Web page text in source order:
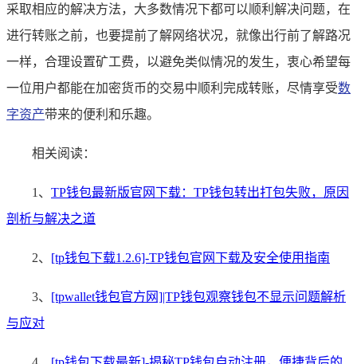
采取相应的解决方法，大多数情况下都可以顺利解决问题，在
进行转账之前，也要提前了解网络状况，就像出行前了解路况
一样，合理设置矿工费，以避免类似情况的发生，衷心希望每
一位用户都能在加密货币的交易中顺利完成转账，尽情享受数
字资产带来的便利和乐趣。
相关阅读：
1、 TP钱包最新版官网下载：TP钱包转出打包失败，原因
剖析与解决之道
2、 [tp钱包下载1.2.6]-TP钱包官网下载及安全使用指南
3、 [tpwallet钱包官方网]|TP钱包观察钱包不显示问题解析
与应对